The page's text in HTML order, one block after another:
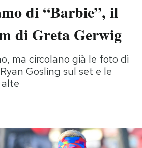
Moda
Consumismi
Storie/Idee
Ok Boomer!
Mondiali calcio 2026
di “Barbie”, il
di Greta Gerwig
ma circolano già le foto di
Gosling sul set e le